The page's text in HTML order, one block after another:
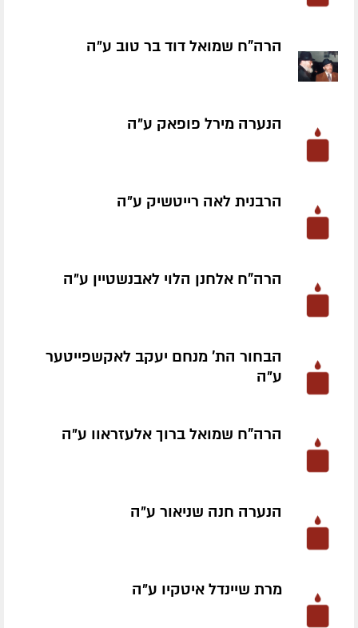
הרה"ח שמואל דוד בר טוב ע״ה
הנערה מירל פופאק ע״ה
הרבנית לאה רייטשיק ע״ה
הרה"ח אלחנן הלוי לאבנשטיין ע״ה
הבחור הת' מנחם יעקב לאקשפייטער
ע״ה
הרה"ח שמואל ברוך אלעזראוו ע״ה
הנערה חנה שניאור ע״ה
מרת שיינדל איטקיו ע״ה